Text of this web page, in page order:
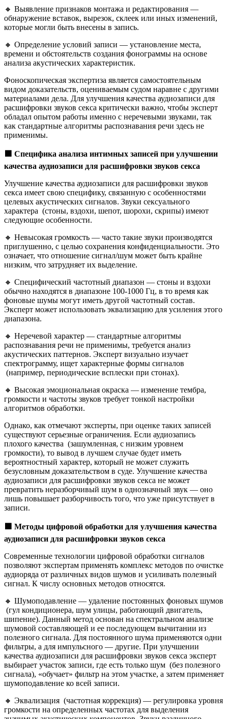
🔸 Выявление признаков монтажа и редактирования —
обнаружение вставок, вырезок, склеек или иных изменений,
которые могли быть внесены в запись.
🔸 Определение условий записи — установление места,
времени и обстоятельств создания фонограммы на основе
анализа акустических характеристик.
Фоноскопическая экспертиза является самостоятельным
видом доказательств, оцениваемым судом наравне с другими
материалами дела. Для улучшения качества аудиозаписи для
расшифровки звуков секса критически важно, чтобы эксперт
обладал опытом работы именно с неречевыми звуками, так
как стандартные алгоритмы распознавания речи здесь не
применимы.
Специфика анализа интимных записей при улучшении
качества аудиозаписи для расшифровки звуков секса
Улучшение качества аудиозаписи для расшифровки звуков
секса имеет свою специфику, связанную с особенностями
целевых акустических сигналов. Звуки сексуального
характера (стоны, вздохи, шепот, шорохи, скрипы) имеют
следующие особенности.
🔸 Невысокая громкость — часто такие звуки производятся
приглушенно, с целью сохранения конфиденциальности. Это
означает, что отношение сигнал/шум может быть крайне
низким, что затрудняет их выделение.
🔸 Специфический частотный диапазон — стоны и вздохи
обычно находятся в диапазоне 100-1000 Гц, в то время как
фоновые шумы могут иметь другой частотный состав.
Эксперт может использовать эквализацию для усиления этого
диапазона.
🔸 Неречевой характер — стандартные алгоритмы
распознавания речи не применимы, требуется анализ
акустических паттернов. Эксперт визуально изучает
спектрограмму, ищет характерные формы сигналов
(например, периодические всплески при стонах).
🔸 Высокая эмоциональная окраска — изменение тембра,
громкости и частоты звуков требует тонкой настройки
алгоритмов обработки.
Однако, как отмечают эксперты, при оценке таких записей
существуют серьезные ограничения. Если аудиозапись
плохого качества (зашумленная, с низким уровнем
громкости), то вывод в лучшем случае будет иметь
вероятностный характер, который не может служить
безусловным доказательством в суде. Улучшение качества
аудиозаписи для расшифровки звуков секса не может
превратить неразборчивый шум в однозначный звук — оно
лишь повышает разборчивость того, что уже присутствует в
записи.
Методы цифровой обработки для улучшения качества
аудиозаписи для расшифровки звуков секса
Современные технологии цифровой обработки сигналов
позволяют экспертам применять комплекс методов по очистке
аудиоряда от различных видов шумов и усиливать полезный
сигнал. К числу основных методов относятся.
🔸 Шумоподавление — удаление постоянных фоновых шумов
(гул кондиционера, шум улицы, работающий двигатель,
шипение). Данный метод основан на спектральном анализе
шумовой составляющей и ее последующем вычитании из
полезного сигнала. Для постоянного шума применяются одни
фильтры, а для импульсного — другие. При улучшении
качества аудиозаписи для расшифровки звуков секса эксперт
выбирает участок записи, где есть только шум (без полезного
сигнала), «обучает» фильтр на этом участке, а затем применяет
шумоподавление ко всей записи.
🔸 Эквализация (частотная коррекция) — регулировка уровня
громкости на определенных частотах для выделения